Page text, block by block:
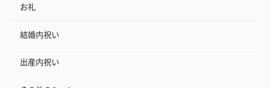
お礼
結婚内祝い
出産内祝い